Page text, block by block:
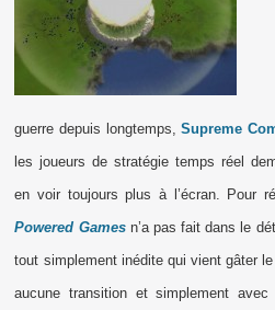
guerre depuis longtemps,Supreme
les joueurs de stratégie temps réel
en voir toujours plus à l’écran. Pour
Powered Gamesn’a pas fait dans le
tout simplement inédite qui vient gâter
aucune transition et simplement